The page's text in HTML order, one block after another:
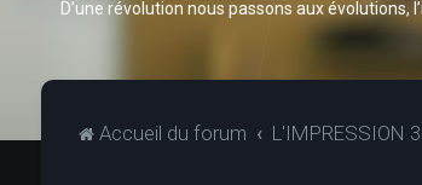
D’une révolution nous passons aux
Accueil du forum L'IMPRESSION